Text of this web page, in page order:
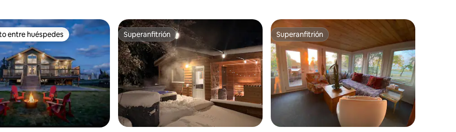
en Favorito entre huéspedes
entre huéspedes Superanfitrión
Superanfitrión Superanfitrión
Superanfitrión